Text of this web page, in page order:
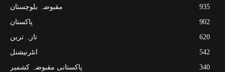
مقبوضہ بلوچستان
935
پاکستان
902
تازہ ترین
620
انٹرنیشنل
542
پاکستانی مقبوضہ کشمیر
340